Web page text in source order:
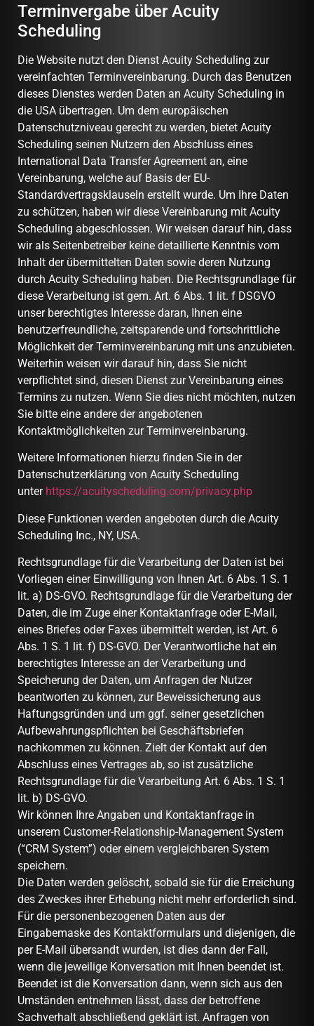
Terminvergabe über Acuity
Scheduling
Die Website nutzt den Dienst Acuity Scheduling zur
vereinfachten Terminvereinbarung. Durch das Benutzen
dieses Dienstes werden Daten an Acuity Scheduling in
die USA übertragen. Um dem europäischen
Datenschutzniveau gerecht zu werden, bietet Acuity
Scheduling seinen Nutzern den Abschluss eines
International Data Transfer Agreement an, eine
Vereinbarung, welche auf Basis der EU-
Standardvertragsklauseln erstellt wurde. Um Ihre Daten
zu schützen, haben wir diese Vereinbarung mit Acuity
Scheduling abgeschlossen. Wir weisen darauf hin, dass
wir als Seitenbetreiber keine detaillierte Kenntnis vom
Inhalt der übermittelten Daten sowie deren Nutzung
durch Acuity Scheduling haben. Die Rechtsgrundlage für
diese Verarbeitung ist gem. Art. 6 Abs. 1 lit. f DSGVO
unser berechtigtes Interesse daran, Ihnen eine
benutzerfreundliche, zeitsparende und fortschrittliche
Möglichkeit der Terminvereinbarung mit uns anzubieten.
Weiterhin weisen wir darauf hin, dass Sie nicht
verpflichtet sind, diesen Dienst zur Vereinbarung eines
Termins zu nutzen. Wenn Sie dies nicht möchten, nutzen
Sie bitte eine andere der angebotenen
Kontaktmöglichkeiten zur Terminvereinbarung.
Weitere Informationen hierzu finden Sie in der
Datenschutzerklärung von Acuity Scheduling
unter https://acuityscheduling.com/privacy.php
Diese Funktionen werden angeboten durch die Acuity
Scheduling Inc., NY, USA.
Rechtsgrundlage für die Verarbeitung der Daten ist bei
Vorliegen einer Einwilligung von Ihnen Art. 6 Abs. 1 S. 1
lit. a) DS-GVO. Rechtsgrundlage für die Verarbeitung der
Daten, die im Zuge einer Kontaktanfrage oder E-Mail,
eines Briefes oder Faxes übermittelt werden, ist Art. 6
Abs. 1 S. 1 lit. f) DS-GVO. Der Verantwortliche hat ein
berechtigtes Interesse an der Verarbeitung und
Speicherung der Daten, um Anfragen der Nutzer
beantworten zu können, zur Beweissicherung aus
Haftungsgründen und um ggf. seiner gesetzlichen
Aufbewahrungspflichten bei Geschäftsbriefen
nachkommen zu können. Zielt der Kontakt auf den
Abschluss eines Vertrages ab, so ist zusätzliche
Rechtsgrundlage für die Verarbeitung Art. 6 Abs. 1 S. 1
lit. b) DS-GVO.
Wir können Ihre Angaben und Kontaktanfrage in
unserem Customer-Relationship-Management System
(“CRM System”) oder einem vergleichbaren System
speichern.
Die Daten werden gelöscht, sobald sie für die Erreichung
des Zweckes ihrer Erhebung nicht mehr erforderlich sind.
Für die personenbezogenen Daten aus der
Eingabemaske des Kontaktformulars und diejenigen, die
per E-Mail übersandt wurden, ist dies dann der Fall,
wenn die jeweilige Konversation mit Ihnen beendet ist.
Beendet ist die Konversation dann, wenn sich aus den
Umständen entnehmen lässt, dass der betroffene
Sachverhalt abschließend geklärt ist. Anfragen von